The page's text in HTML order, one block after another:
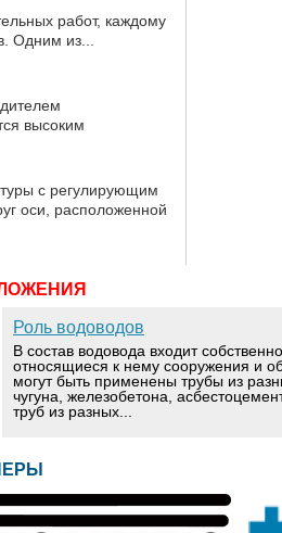
работ, каждому
Одним из...
высоким
с регулирующим
оси, расположенной
Роль водоводов
В состав водовода входит
относящиеся к нему сооружения и
могут быть применены трубы из
чугуна, железобетона,
труб из разных...